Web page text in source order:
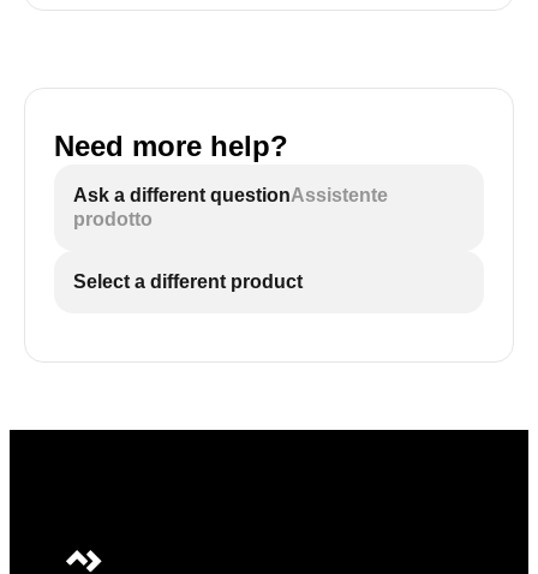
Need more help?
Ask a different questionAssistente
prodotto
Select a different product